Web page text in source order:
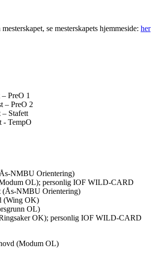
se mesterskapets hjemmeside: her
PreO 1
– PreO 2
– Stafett
- TempO
NMBU Orientering)
OL); personlig IOF WILD-CARD
(Ås-NMBU Orientering)
(Wing OK)
OL)
OK); personlig IOF WILD-CARD
(Modum OL)